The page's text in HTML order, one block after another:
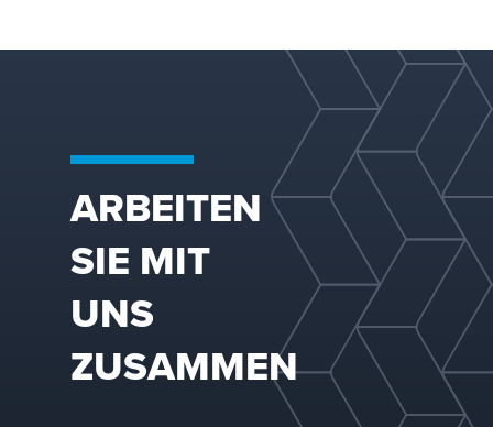
und
Titan und
strukturierten
FLEXIPAC® in
Anwendungen
ARBEITEN
SIE MIT
UNS
ZUSAMMEN